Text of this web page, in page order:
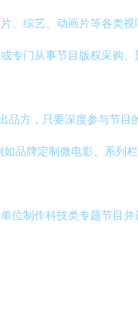
、综艺、动画片等各类
专门从事节目版权采购
方，只要深度参与节目
品牌定制微电影、系列
位制作科技类专题节目并